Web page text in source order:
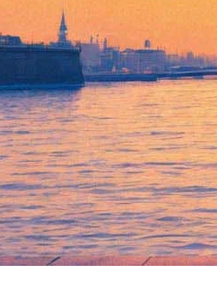
театра
2012, вторник